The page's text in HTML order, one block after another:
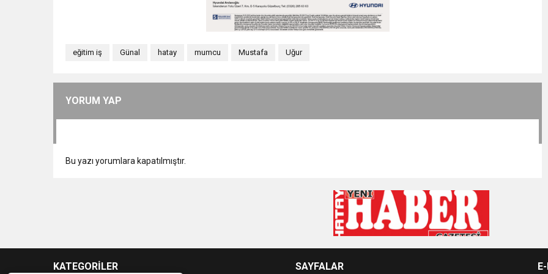
eğitim iş Günal hatay mumcu Mustafa Uğur
YORUM YAP
Bu yazı yorumlara kapatılmıştır.
KATEGORİLER SAYFALAR